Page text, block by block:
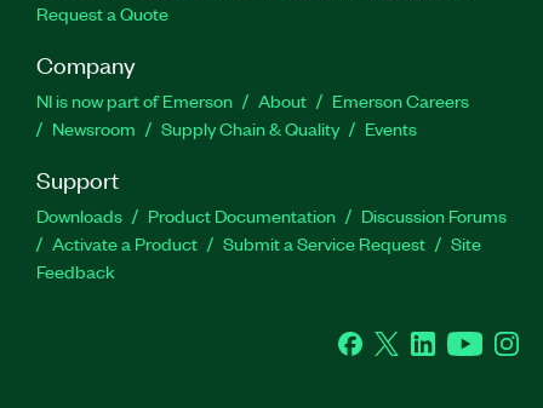
Request a Quote
Company
NI is now part of Emerson About
Emerson Careers
Newsroom
Supply Chain & Quality Events
Support
Downloads Product Documentation
Discussion Forums
Activate a Product
Submit a Service Request
Site
Feedback
Facebook
Twitter LinkedInYouTube